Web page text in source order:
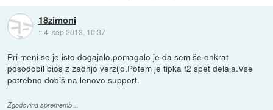
18zimoni
::4. sep 2013, 10:37
Pri meni se je isto dogajalo,pomagalo je da sem še enkrat
posodobil bios z zadnjo verzijo.Potem je tipka f2 spet delala.Vse
potrebno dobiš na lenovo support.
Zgodovina sprememb…